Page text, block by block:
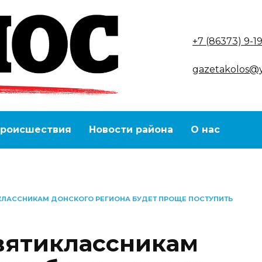
+7 (86373) 9-
Новости района О нас
ДОНСКОГО РЕГИОНА БУДЕТ ПРОЩЕ ПОСТУПИТЬ